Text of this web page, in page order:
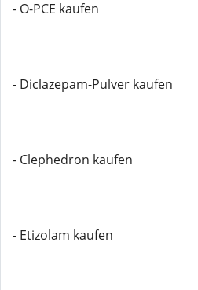
- O-PCE kaufen
- Diclazepam-Pulver kaufen
- Clephedron kaufen
- Etizolam kaufen